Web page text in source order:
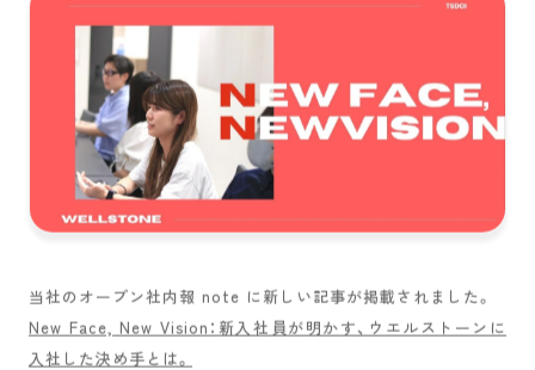
当社のオープン社内報 note に新しい記事が掲載されました。
New Face, New Vision：新入社員が明かす、ウエルストーンに
入社した決め手とは。